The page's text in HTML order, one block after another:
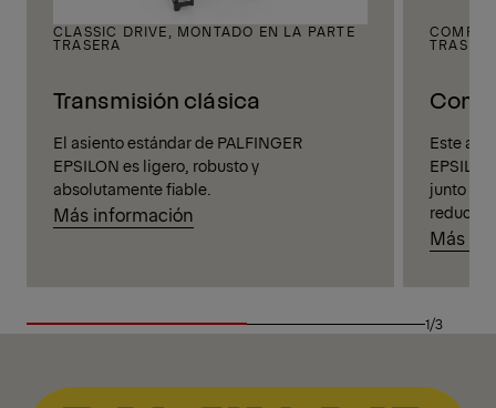
CLASSIC DRIVE, MONTADO EN LA PARTE
TRASERA
Transmisión clásica
El asiento estándar de PALFINGER
EPSILON es ligero, robusto y
absolutamente fiable.
Más información
Este
junto
reducir
Más
1/3